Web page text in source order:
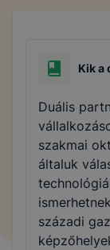
Kik a
Duális
szakmai
általuk
századi